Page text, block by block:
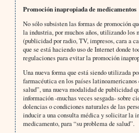
Promoción inapropiada de medicamentos
No sólo subsisten las formas de promoción
la industria, por muchos años, utilizando los
(publicidad por radio, TV, impresos, cara a
que se está haciendo uso de Internet donde
regulaciones para evitar la promoción
Una nueva forma que está siendo utilizada
farmacéutica en los países
salud”, una nueva modalidad de publicidad
información -muchas veces sesgada- sobre
dolencias o condiciones naturales de las
inducir a una consulta médica y solicitar la
medicamento, para “su problema de salud”.